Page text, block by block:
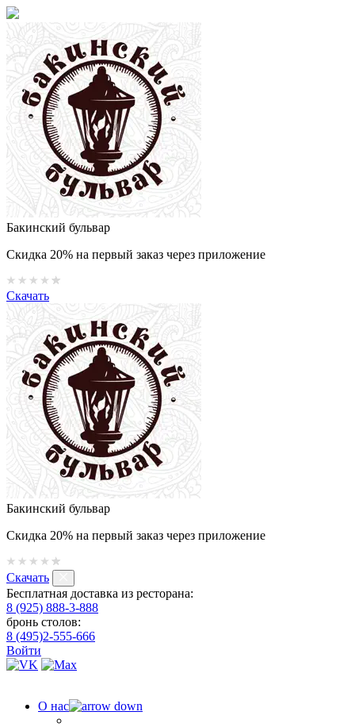
Бакинский бульвар
Скидка 20% на первый заказ через приложение
Скачать
Бакинский бульвар
Скидка 20% на первый заказ через приложение
Скачать
Бесплатная доставка из ресторана:
8 (925) 888-3-888
бронь столов:
8 (495)2-555-666
Войти
О нас